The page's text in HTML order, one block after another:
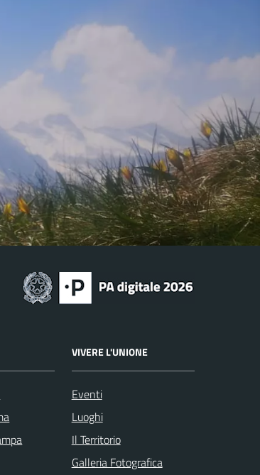
VIVERE L'UNIONE
Eventi
Luoghi
Il Territorio
Galleria Fotografica